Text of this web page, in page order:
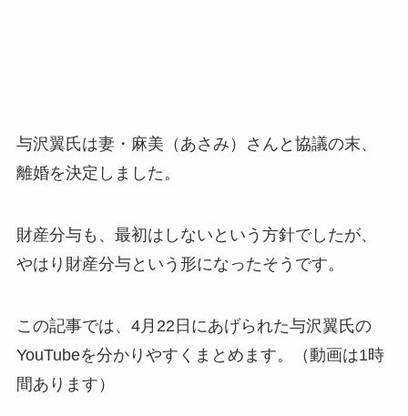
与沢翼氏は妻・麻美（あさみ）さんと協議の末、
離婚を決定しました。
財産分与も、最初はしないという方針でしたが、
やはり財産分与という形になったそうです。
この記事では、4月22日にあげられた与沢翼氏の
YouTubeを分かりやすくまとめます。（動画は1時
間あります）